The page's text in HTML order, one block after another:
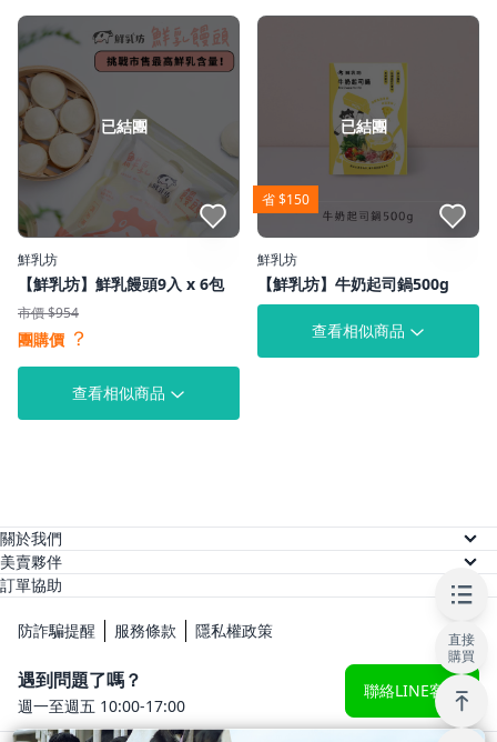
已結團
點我收藏
鮮乳坊
【鮮乳坊】鮮乳饅頭9入 x 6包
市價 $954
團購價 ？
查看相似商品
省 $150
已結團
點我收藏
鮮乳坊
【鮮乳坊】牛奶起司鍋500g
查看相似商品
直接
購買
關於我們
關於美賣
人才招募
美賣夥伴
供應商註冊
網紅註冊
訂單協助
防詐騙提醒 服務條款 隱私權政策
遇到問題了嗎？
週一至週五 10:00-17:00
聯絡LINE客服